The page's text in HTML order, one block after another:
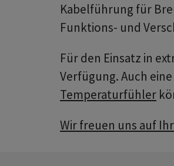
Kabelführung für
Funktions- und
Für den Einsatz in
Verfügung. Auch eine
Temperaturfühler
Wir freuen uns auf